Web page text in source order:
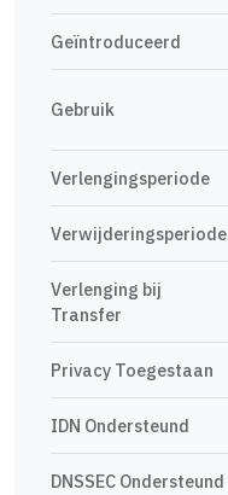
Geïntroduceerd
Gebruik
Verlengingsperiode
Verwijderingsperiode
Verlenging bij
Transfer
Privacy Toegestaan
IDN Ondersteund
DNSSEC Ondersteund